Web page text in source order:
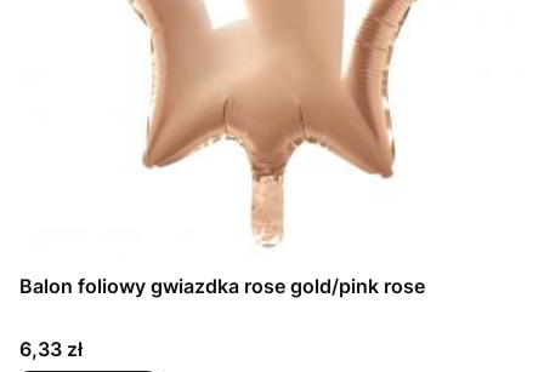
Balon foliowy gwiazdka rose gold/pink rose
Cena
6,33 zł